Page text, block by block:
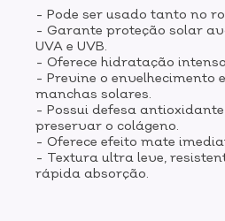
- Pode ser usado tanto no
- Garante proteção solar
UVA e UVB.
- Oferece hidratação
- Previne o envelhecimento
manchas solares.
- Possui defesa
preservar o colágeno.
- Oferece efeito mate
- Textura ultra leve,
rápida absorção.